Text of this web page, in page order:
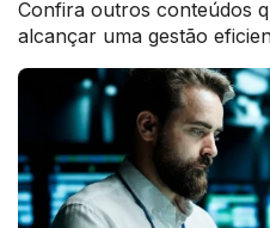
Confira outros conteúdos
alcançar uma gestão